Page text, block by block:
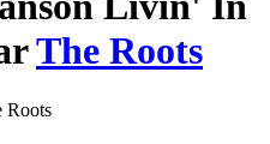
The Roots
Roots